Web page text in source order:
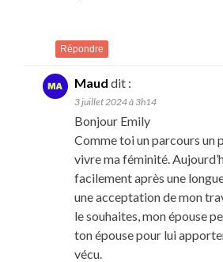
Répondre
Maud dit :
3 juillet 2024 à 3h14
Bonjour Emily
Comme toi un parcours un
vivre ma féminité.
facilement après une
une acceptation de mon
le souhaites, mon épouse
ton épouse pour lui
vécu.